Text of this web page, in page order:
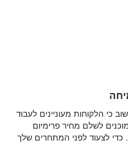
כי הלקוחות מעוניינים לעבוד
לשלם מחיר פרימיום
כדי לצעוד לפני המתחרים שלך